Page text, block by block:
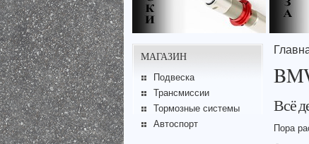
МАГАЗИН
Подвеска
Трансмиссии
Тормозные системы
Автоспорт
Всё
Пора